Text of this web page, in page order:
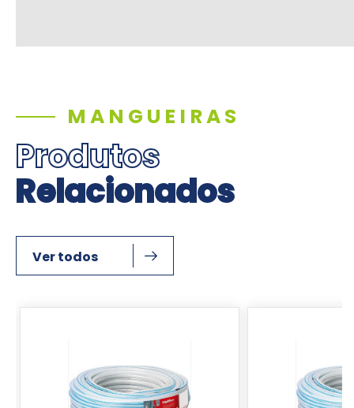
MANGUEIRAS
Produtos
Relacionados
Ver todos